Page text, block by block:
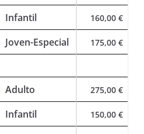
Infantil 160,00 €
Joven-Especial 175,00 €
Adulto 275,00 €
Infantil 150,00 €